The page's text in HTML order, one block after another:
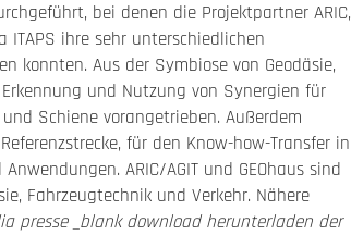
bei denen die Projektpartner ARIC,
ITAPS ihre sehr unterschiedlichen
konnten. Aus der Symbiose von Geodäsie,
und Nutzung von Synergien für
Schiene vorangetrieben. Außerdem
für den Know-how-Transfer in
ARIC/AGIT und GEOhaus sind
Fahrzeugtechnik und Verkehr. Nähere
presse _blank download herunterladen der